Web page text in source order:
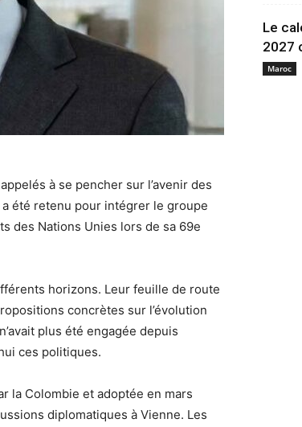
à se pencher sur l’avenir des
été retenu pour intégrer le groupe
des Nations Unies lors de sa 69e
horizons. Leur feuille de route
concrètes sur l’évolution
plus été engagée depuis
ces politiques.
la Colombie et adoptée en mars
diplomatiques à Vienne. Les
Le
2027
Maroc